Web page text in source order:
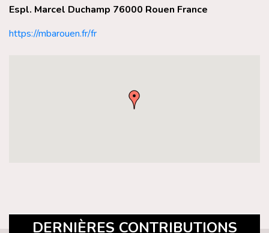
Espl. Marcel Duchamp 76000 Rouen France
https://mbarouen.fr/fr
DERNIÈRES CONTRIBUTIONS